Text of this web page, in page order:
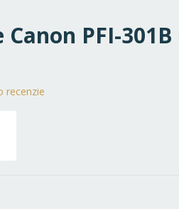
PFI-301B
recenzie